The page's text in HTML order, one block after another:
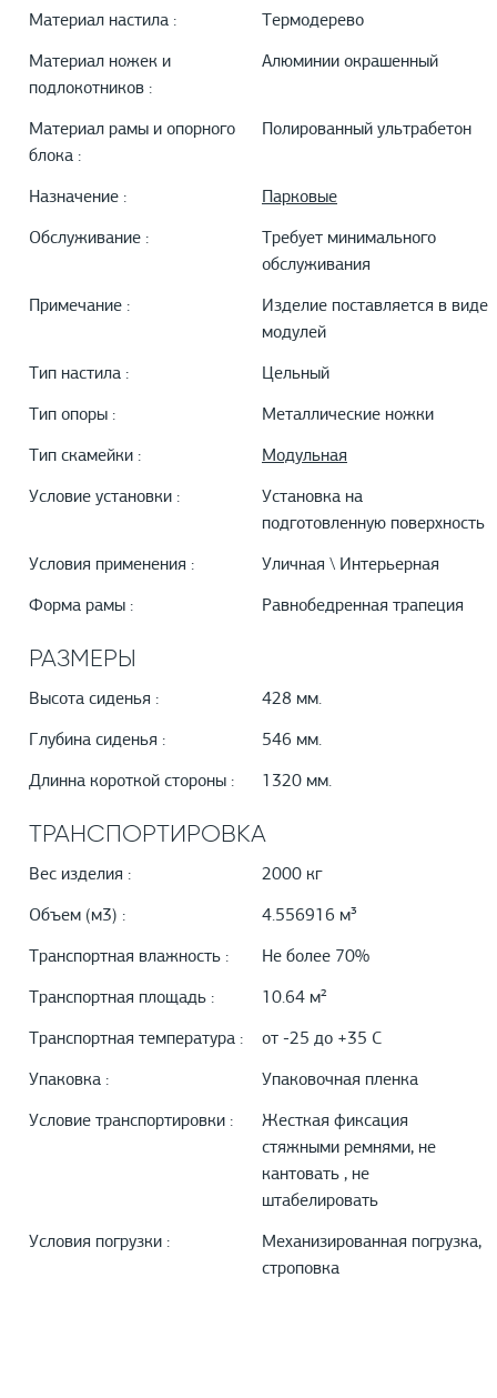
Материал настила : Термодерево
Материал ножек и
подлокотников :
Алюминии окрашенный
Материал рамы и опорного
блока :
Полированный ультрабетон
Назначение : Парковые
Обслуживание :
Требует минимального
обслуживания
Примечание :
Изделие поставляется в виде
модулей
Тип настила : Цельный
Тип опоры : Металлические ножки
Тип скамейки : Модульная
Условие установки :
Установка на
подготовленную поверхность
Условия применения : Уличная \ Интерьерная
Форма рамы : Равнобедренная трапеция
РАЗМЕРЫ
Высота сиденья : 428 мм.
Глубина сиденья : 546 мм.
Длинна короткой стороны : 1320 мм.
ТРАНСПОРТИРОВКА
Вес изделия : 2000 кг
Объем (м3) : 4.556916 м³
Транспортная влажность : Не более 70%
Транспортная площадь : 10.64 м²
Транспортная температура : от -25 до +35 С
Упаковка : Упаковочная пленка
Условие транспортировки :
Жесткая фиксация
стяжными ремнями, не
кантовать , не
штабелировать
Условия погрузки :
Механизированная погрузка,
строповка